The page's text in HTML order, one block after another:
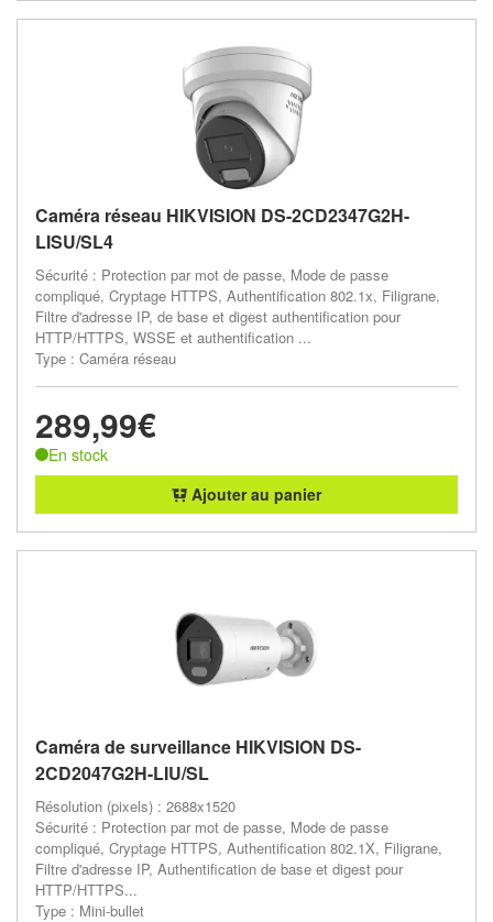
Caméra réseau HIKVISION DS-2CD2347G2H-
LISU/SL4
Sécurité : Protection par mot de passe, Mode de passe
compliqué, Cryptage HTTPS, Authentification 802.1x, Filigrane,
Filtre d'adresse IP, de base et digest authentification pour
HTTP/HTTPS, WSSE et authentification ...
Type : Caméra réseau
289,99€
En stock
Ajouter au panier
Caméra de surveillance HIKVISION DS-
2CD2047G2H-LIU/SL
Résolution (pixels) : 2688x1520
Sécurité : Protection par mot de passe, Mode de passe
compliqué, Cryptage HTTPS, Authentification 802.1X, Filigrane,
Filtre d'adresse IP, Authentification de base et digest pour
HTTP/HTTPS...
Type : Mini-bullet